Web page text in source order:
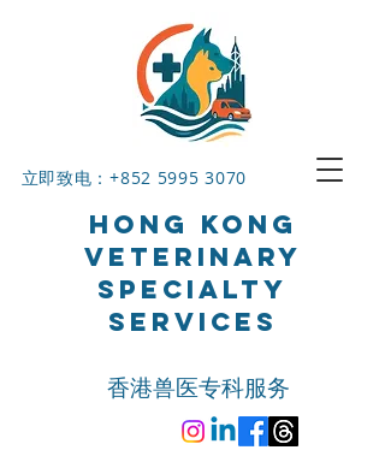
立即致电：+852 5995 3070
HONG KONG
VETERINARY
SPECIALTY
SERVICES
香港兽医专科服务